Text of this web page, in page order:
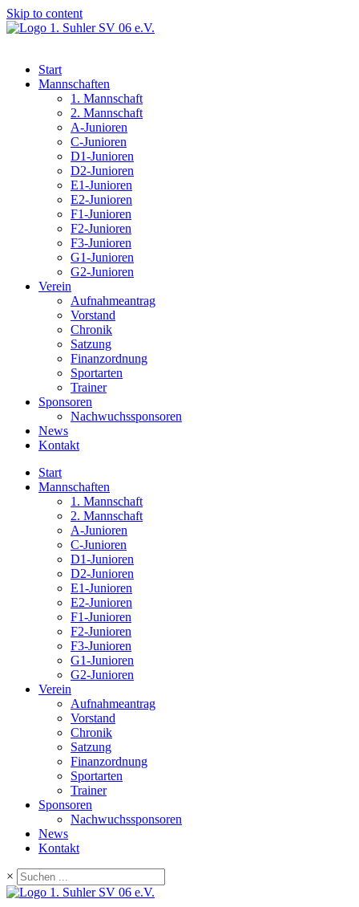
Skip to content
Start
Mannschaften
1. Mannschaft
2. Mannschaft
A-Junioren
C-Junioren
D1-Junioren
D2-Junioren
E1-Junioren
E2-Junioren
F1-Junioren
F2-Junioren
F3-Junioren
G1-Junioren
G2-Junioren
Verein
Aufnahmeantrag
Vorstand
Chronik
Satzung
Finanzordnung
Sportarten
Trainer
Sponsoren
Nachwuchssponsoren
News
Kontakt
Start
Mannschaften
1. Mannschaft
2. Mannschaft
A-Junioren
C-Junioren
D1-Junioren
D2-Junioren
E1-Junioren
E2-Junioren
F1-Junioren
F2-Junioren
F3-Junioren
G1-Junioren
G2-Junioren
Verein
Aufnahmeantrag
Vorstand
Chronik
Satzung
Finanzordnung
Sportarten
Trainer
Sponsoren
Nachwuchssponsoren
News
Kontakt
×